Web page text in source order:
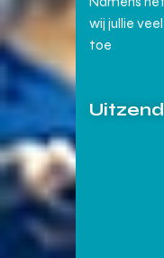
wij jullie
toe